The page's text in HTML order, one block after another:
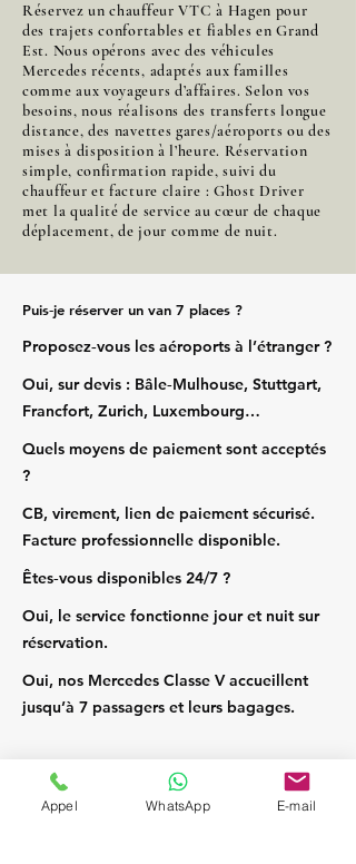
Réservez un chauffeur VTC à Hagen pour
des trajets confortables et fiables en Grand
Est. Nous opérons avec des véhicules
Mercedes récents, adaptés aux familles
comme aux voyageurs d’affaires. Selon vos
besoins, nous réalisons des transferts longue
distance, des navettes gares/aéroports ou des
mises à disposition à l’heure. Réservation
simple, confirmation rapide, suivi du
chauffeur et facture claire : Ghost Driver
met la qualité de service au cœur de chaque
déplacement, de jour comme de nuit.
Puis‑je réserver un van 7 places ?
Proposez‑vous les aéroports à l’étranger ?
Oui, sur devis : Bâle‑Mulhouse, Stuttgart,
Francfort, Zurich, Luxembourg…
Quels moyens de paiement sont acceptés
?
CB, virement, lien de paiement sécurisé.
Facture professionnelle disponible.
Êtes‑vous disponibles 24/7 ?
Oui, le service fonctionne jour et nuit sur
réservation.
Oui, nos Mercedes Classe V accueillent
jusqu’à 7 passagers et leurs bagages.
Appel WhatsApp E-mail